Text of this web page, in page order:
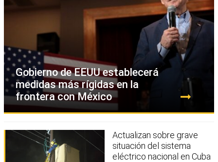
Gobierno de EEUU establecerá
medidas más rígidas en la
frontera con México
Actualizan sobre grave
situación del sistema
eléctrico nacional en Cuba